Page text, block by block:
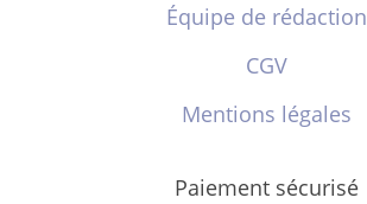
Équipe de rédaction
CGV
Mentions légales
Paiement sécurisé